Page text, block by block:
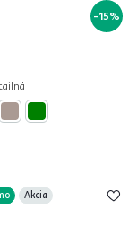
-15%
Akcia